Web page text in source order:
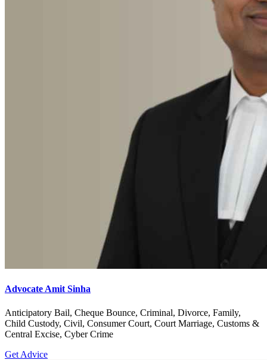
Advocate Amit Sinha
Anticipatory Bail, Cheque Bounce, Criminal, Divorce, Family,
Child Custody, Civil, Consumer Court, Court Marriage, Customs &
Central Excise, Cyber Crime
Get Advice